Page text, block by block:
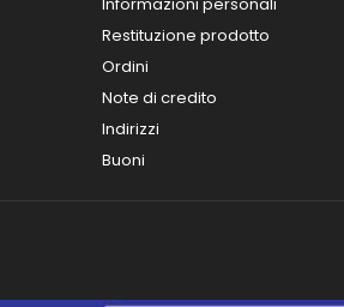
Restituzione prodotto
Ordini
Note di credito
Indirizzi
Buoni